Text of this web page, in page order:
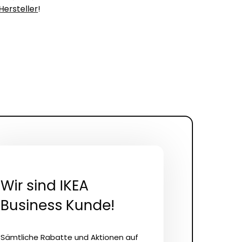
!
Wir sind IKEA
Business Kunde!
Sämtliche Rabatte und Aktionen auf